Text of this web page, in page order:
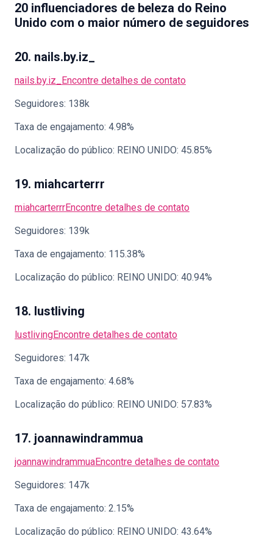
20 influenciadores de beleza do Reino
Unido com o maior número de seguidores
20. nails.by.iz_
nails.by.iz_ Encontre detalhes de contato
Seguidores: 138k
Taxa de engajamento: 4.98%
Localização do público: REINO UNIDO: 45.85%
19. miahcarterrr
miahcarterrrEncontre detalhes de contato
Seguidores: 139k
Taxa de engajamento: 115.38%
Localização do público: REINO UNIDO: 40.94%
18. lustliving
lustlivingEncontre detalhes de contato
Seguidores: 147k
Taxa de engajamento: 4.68%
Localização do público: REINO UNIDO: 57.83%
17. joannawindrammua
joannawindrammuaEncontre detalhes de contato
Seguidores: 147k
Taxa de engajamento: 2.15%
Localização do público: REINO UNIDO: 43.64%